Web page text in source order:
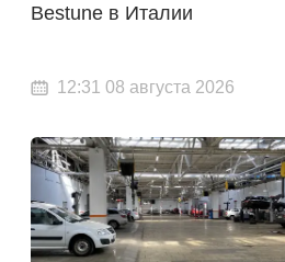
Bestune в Италии
12:31 08 августа 2026